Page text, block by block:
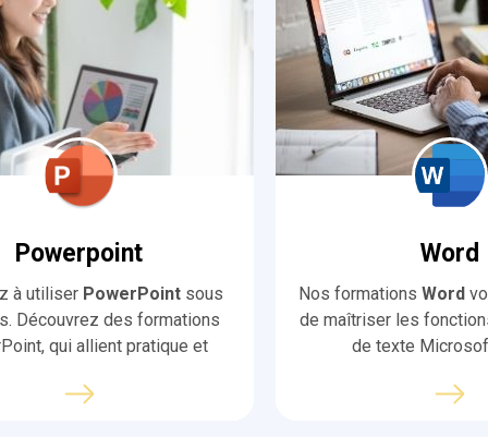
Powerpoint
à utiliser PowerPoint sous
Découvrez des formations
qui allient pratique et
présentations impactantes.
Word
Nos formationsWord
de maîtriser les
de texte